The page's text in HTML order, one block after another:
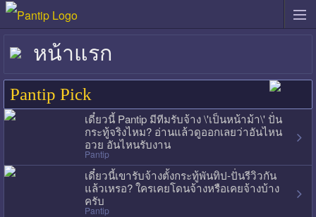
หน้าแรก
Pantip Pick
เดี๋ยวนี้ Pantip มีทีมรับจ้าง \'เป็นหน้าม้า\' ปั่น
กระทู้จริงไหม? อ่านแล้วดูออกเลยว่าอันไหน
อวย อันไหนรับงาน
Pantip
เดี๋ยวนี้เขารับจ้างตั้งกระทู้พันทิป-ปั่นรีวิวกัน
แล้วเหรอ? ใครเคยโดนจ้างหรือเคยจ้างบ้าง
ครับ
Pantip